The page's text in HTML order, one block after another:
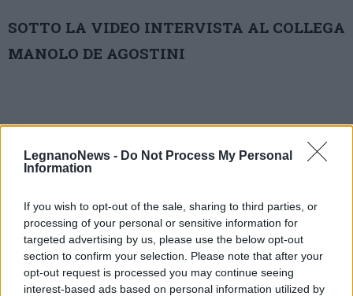
LegnanoNews - Do Not Process My Personal
Information
If you wish to opt-out of the sale, sharing to third parties, or
processing of your personal or sensitive information for
targeted advertising by us, please use the below opt-out
section to confirm your selection. Please note that after your
opt-out request is processed you may continue seeing
interest-based ads based on personal information utilized by
SOTTO LA VIDEO INTERVISTA AL COLLEGA
MANOLO DE AGOSTINI